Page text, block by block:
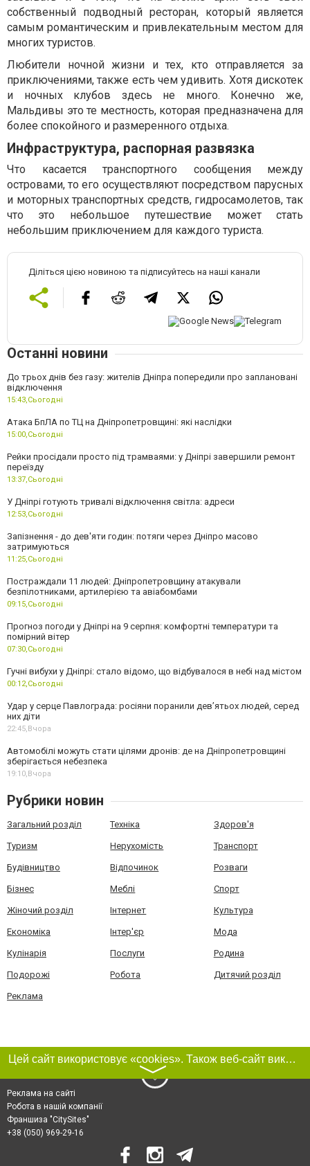
собственный подводный ресторан, который является
самым романтическим и привлекательным местом для
многих туристов.
Любители ночной жизни и тех, кто отправляется за
приключениями, также есть чем удивить. Хотя дискотек
и ночных клубов здесь не много. Конечно же,
Мальдивы это те местность, которая предназначена для
более спокойного и размеренного отдыха.
Инфраструктура, распорная развязка
Что касается транспортного сообщения между
островами, то его осуществляют посредством парусных
и моторных транспортных средств, гидросамолетов, так
что это небольшое путешествие может стать
небольшим приключением для каждого туриста.
Діліться цією новиною та підписуйтесь на наші канали
Останні новини
До трьох днів без газу: жителів Дніпра попередили про заплановані
відключення
15:43, Сьогодні
Атака БпЛА по ТЦ на Дніпропетровщині: які наслідки
15:00, Сьогодні
Рейки просідали просто під трамваями: у Дніпрі завершили ремонт
переїзду
13:37, Сьогодні
У Дніпрі готують тривалі відключення світла: адреси
12:53, Сьогодні
Запізнення - до дев'яти годин: потяги через Дніпро масово
затримуються
11:25, Сьогодні
Постраждали 11 людей: Дніпропетровщину атакували
безпілотниками, артилерією та авіабомбами
09:15, Сьогодні
Прогноз погоди у Дніпрі на 9 серпня: комфортні температури та
помірний вітер
07:30, Сьогодні
Гучні вибухи у Дніпрі: стало відомо, що відбувалося в небі над містом
00:12, Сьогодні
Удар у серце Павлограда: росіяни поранили дев’ятьох людей, серед
них діти
22:45, Вчора
Автомобілі можуть стати цілями дронів: де на Дніпропетровщині
зберігається небезпека
19:10, Вчора
Рубрики новин
Загальний розділ Техніка Здоров'я
Туризм Нерухомість Транспорт
Будівництво Відпочинок Розваги
Бізнес Меблі Спорт
Жіночий розділ Інтернет Культура
Економіка Інтер'єр Мода
Кулінарія Послуги Родина
Подорожі Робота Дитячий розділ
Реклама
Цей сайт використовує «cookies». Також веб-сайт використовує інтернет-сервіс для збору технічних даних стосовно відвідувачів з метою отримання маркетингової та статистичної інформації. Умови обробки даних відвідувачів сайту див.
〉
Реклама на сайті
Робота в нашій компанії
Франшиза "CitySites"
+38 (050) 969-29-16